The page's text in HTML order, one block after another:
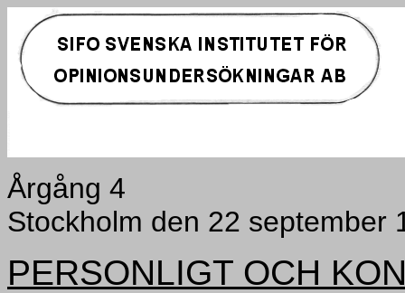
Årgång 4
Stockholm den 22 september
PERSONLIGT OCH